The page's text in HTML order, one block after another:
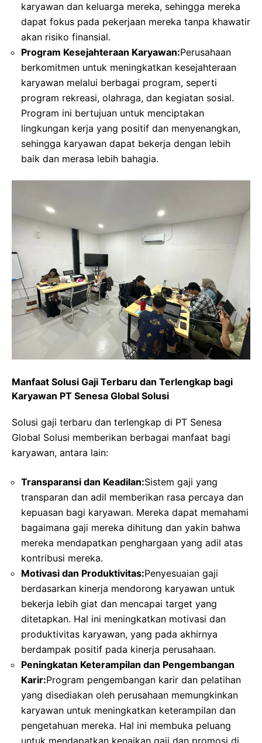
karyawan dan keluarga mereka, sehingga mereka
dapat fokus pada pekerjaan mereka tanpa khawatir
akan risiko finansial.
Program Kesejahteraan Karyawan:Perusahaan
berkomitmen untuk meningkatkan kesejahteraan
karyawan melalui berbagai program, seperti
program rekreasi, olahraga, dan kegiatan sosial.
Program ini bertujuan untuk menciptakan
lingkungan kerja yang positif dan menyenangkan,
sehingga karyawan dapat bekerja dengan lebih
baik dan merasa lebih bahagia.
Manfaat Solusi Gaji Terbaru dan Terlengkap bagi
Karyawan PT Senesa Global Solusi
Solusi gaji terbaru dan terlengkap di PT Senesa
Global Solusi memberikan berbagai manfaat bagi
karyawan, antara lain:
Transparansi dan Keadilan:Sistem gaji yang
transparan dan adil memberikan rasa percaya dan
kepuasan bagi karyawan. Mereka dapat memahami
bagaimana gaji mereka dihitung dan yakin bahwa
mereka mendapatkan penghargaan yang adil atas
kontribusi mereka.
Motivasi dan Produktivitas:Penyesuaian gaji
berdasarkan kinerja mendorong karyawan untuk
bekerja lebih giat dan mencapai target yang
ditetapkan. Hal ini meningkatkan motivasi dan
produktivitas karyawan, yang pada akhirnya
berdampak positif pada kinerja perusahaan.
Peningkatan Keterampilan dan Pengembangan
Karir:Program pengembangan karir dan pelatihan
yang disediakan oleh perusahaan memungkinkan
karyawan untuk meningkatkan keterampilan dan
pengetahuan mereka. Hal ini membuka peluang